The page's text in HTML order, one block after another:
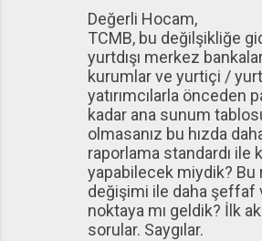
Değerli Hocam,
TCMB, bu değilşikliğe
yurtdışı merkez
kurumlar ve yurtiçi /
yatırımcılarla önceden
kadar ana sunum
olmasanız bu hızda
raporlama standardı ile
yapabilecek miydik? Bu
değişimi ile daha şeffaf
noktaya mı geldik? İlk
sorular. Saygılar.